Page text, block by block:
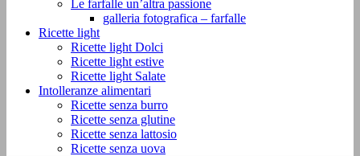
Le farfalle un’altra passione
galleria fotografica – farfalle
Ricette light
Ricette light Dolci
Ricette light estive
Ricette light Salate
Intolleranze alimentari
Ricette senza burro
Ricette senza glutine
Ricette senza lattosio
Ricette senza uova